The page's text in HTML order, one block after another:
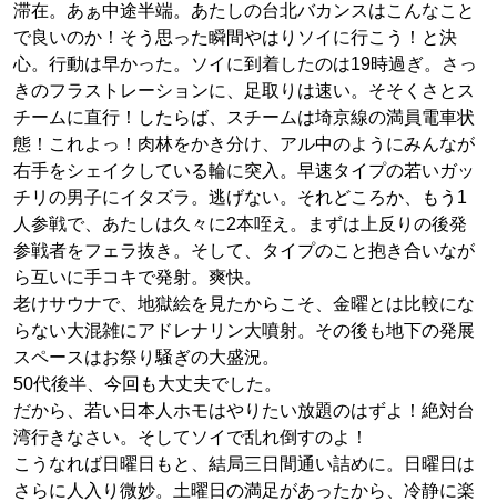
滞在。あぁ中途半端。あたしの台北バカンスはこんなこと
で良いのか！そう思った瞬間やはりソイに行こう！と決
心。行動は早かった。ソイに到着したのは19時過ぎ。さっ
きのフラストレーションに、足取りは速い。そそくさとス
チームに直行！したらば、スチームは埼京線の満員電車状
態！これよっ！肉林をかき分け、アル中のようにみんなが
右手をシェイクしている輪に突入。早速タイプの若いガッ
チリの男子にイタズラ。逃げない。それどころか、もう1
人参戦で、あたしは久々に2本咥え。まずは上反りの後発
参戦者をフェラ抜き。そして、タイプのこと抱き合いなが
ら互いに手コキで発射。爽快。
老けサウナで、地獄絵を見たからこそ、金曜とは比較にな
らない大混雑にアドレナリン大噴射。その後も地下の発展
スペースはお祭り騒ぎの大盛況。
50代後半、今回も大丈夫でした。
だから、若い日本人ホモはやりたい放題のはずよ！絶対台
湾行きなさい。そしてソイで乱れ倒すのよ！
こうなれば日曜日もと、結局三日間通い詰めに。日曜日は
さらに人入り微妙。土曜日の満足があったから、冷静に楽